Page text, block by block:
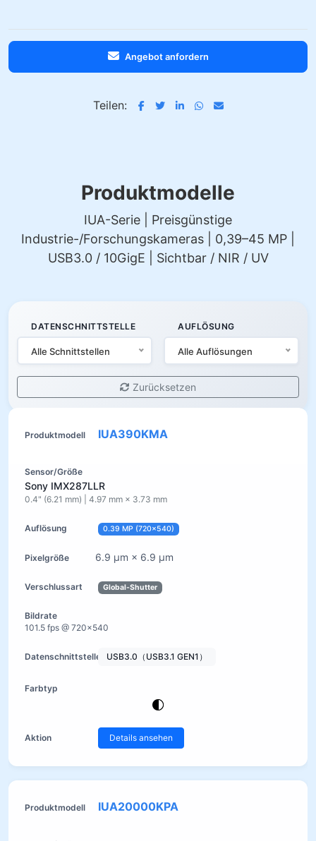
Angebot anfordern
Teilen:
Produktmodelle
IUA-Serie | Preisgünstige
Industrie-/Forschungskameras | 0,39–45 MP |
USB3.0 / 10GigE | Sichtbar / NIR / UV
DATENSCHNITTSTELLE
Alle Schnittstellen
AUFLÖSUNG
Alle Auflösungen
Zurücksetzen
IUA390KMA
Sony IMX287LLR
0.4" (6.21 mm) | 4.97 mm × 3.73 mm
0.39 MP (720×540)
6.9 µm × 6.9 µm
Global-Shutter
101.5 fps @ 720×540
USB3.0（USB3.1 GEN1）
Details ansehen
IUA20000KPA